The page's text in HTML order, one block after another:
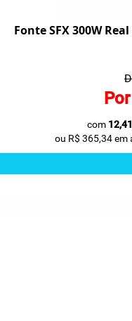
Fonte SFX 300W
com
ou R$ 365,34 em